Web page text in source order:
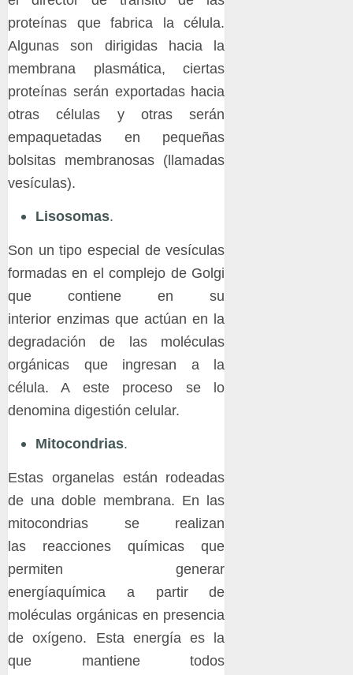
proteínas que fabrica la célula.
Algunas son dirigidas hacia la
membrana plasmática, ciertas
proteínas serán exportadas hacia
otras células y otras serán
empaquetadas en pequeñas
bolsitas membranosas (llamadas
vesículas).
Lisosomas.
Son un tipo especial de vesículas
formadas en el complejo de Golgi
que contiene en su
interior enzimas que actúan en la
degradación de las moléculas
orgánicas que ingresan a la
célula. A este proceso se lo
denomina digestión celular.
Mitocondrias.
Estas organelas están rodeadas
de una doble membrana. En las
mitocondrias se realizan
las reacciones químicas que
permiten generar
energíaquímica a partir de
moléculas orgánicas en presencia
de oxígeno. Esta energía es la
que mantiene todos